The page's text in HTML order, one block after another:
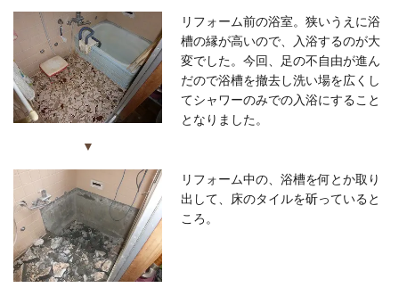
▼
リフォーム前の浴室。狭いうえに浴
槽の縁が高いので、入浴するのが大
変でした。今回、足の不自由が進ん
だので浴槽を撤去し洗い場を広くし
てシャワーのみでの入浴にすること
となりました。
リフォーム中の、浴槽を何とか取り
出して、床のタイルを斫っていると
ころ。